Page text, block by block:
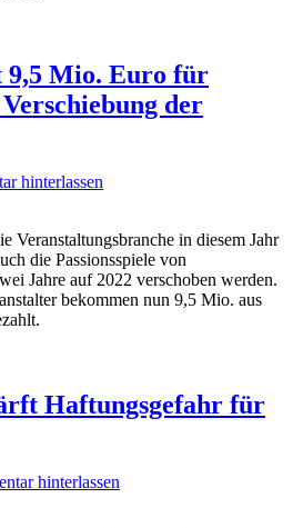
9,5 Mio. Euro für
der
hinterlassen
Veranstaltungsbranche in diesem Jahr
die Passionsspiele von
Jahre auf 2022 verschoben werden.
bekommen nun 9,5 Mio. aus
Haftungsgefahr für
hinterlassen